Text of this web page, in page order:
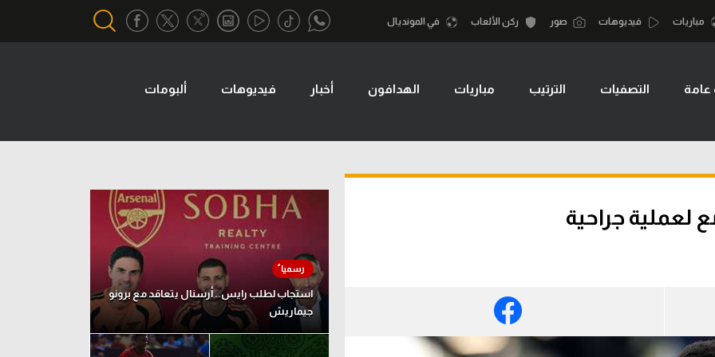
الدوري الإنجليزي
الدوري الإسباني
كرة السلة الأمريكية
كرة سلة
رياضة نسائية
تحقيق في الجول
تقرير في الجول
تحليل في الجول
حكايات في الجول
كويز في الجول
فيديو في الجول
مباريات فيديوهات صور ركن الألعاب في المونديال
عامة التصفيات الترتيب مباريات الهدافون أخبار فيديوهات ألبومات
لعملية جراحية
استجاب لطلب رايس.. أرسنال يتعاقد مع برونو
جيماريش